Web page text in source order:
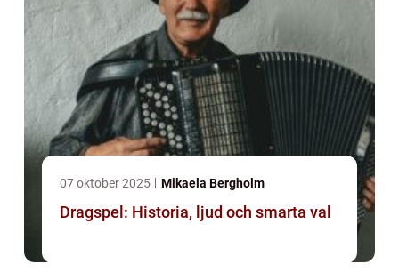
07 oktober 2025 Mikaela Bergholm
Dragspel: Historia, ljud och smarta val